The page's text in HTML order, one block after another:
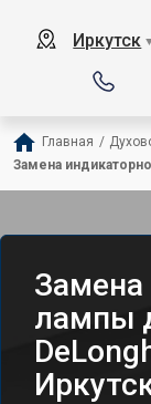
Иркутск
Главная /
Замена
Замена
лампы